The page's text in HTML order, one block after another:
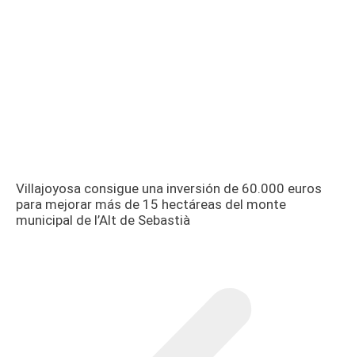
Villajoyosa consigue una inversión de 60.000 euros
para mejorar más de 15 hectáreas del monte
municipal de l’Alt de Sebastià